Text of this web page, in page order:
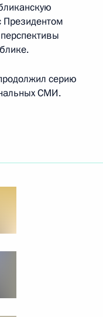
Президентом
серию
СМИ.